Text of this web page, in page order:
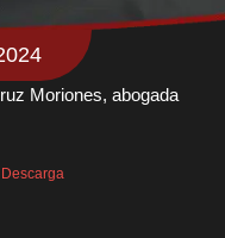
Moriones, abogada
Descarga